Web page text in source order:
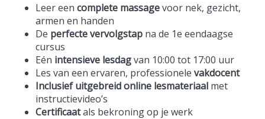
Leer een complete massagevoor nek, gezicht,
armen en handen
De perfecte vervolgstap na de 1e eendaagse
cursus
Eén intensieve lesdagvan 10:00 tot 17:00 uur
Les van een ervaren, professionele vakdocent
Inclusief uitgebreid online lesmateriaal met
instructievideo’s
Certificaatals bekroning op je werk